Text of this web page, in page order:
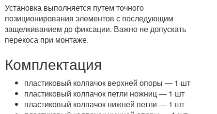
Установка выполняется путем точного
позиционирования элементов с последующим
защелкиванием до фиксации. Важно не допускать
перекоса при монтаже.
Комплектация
пластиковый колпачок верхней опоры — 1 шт
пластиковый колпачок петли ножниц — 1 шт
пластиковый колпачок нижней петли — 1 шт